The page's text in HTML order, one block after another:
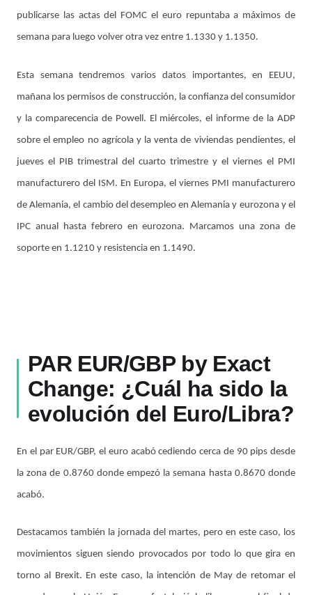
publicarse las actas del FOMC el euro repuntaba a máximos de
semana para luego volver otra vez entre 1.1330 y 1.1350.
Esta semana tendremos varios datos importantes, en EEUU,
mañana los permisos de construcción, la confianza del consumidor
y la comparecencia de Powell. El miércoles, el informe de la ADP
sobre el empleo no agrícola y la venta de viviendas pendientes, el
jueves el PIB trimestral del cuarto trimestre y el viernes el PMI
manufacturero del ISM. En Europa, el viernes PMI manufacturero
de Alemania, el cambio del desempleo en Alemania y eurozona y el
IPC anual hasta febrero en eurozona. Marcamos una zona de
soporte en 1.1210 y resistencia en 1.1490.
PAR EUR/GBP by Exact
Change: ¿Cuál ha sido la
evolución del Euro/Libra?
En el par EUR/GBP, el euro acabó cediendo cerca de 90 pips desde
la zona de 0.8760 donde empezó la semana hasta 0.8670 donde
acabó.
Destacamos también la jornada del martes, pero en este caso, los
movimientos siguen siendo provocados por todo lo que gira en
torno al Brexit. En este caso, la intención de May de retomar el